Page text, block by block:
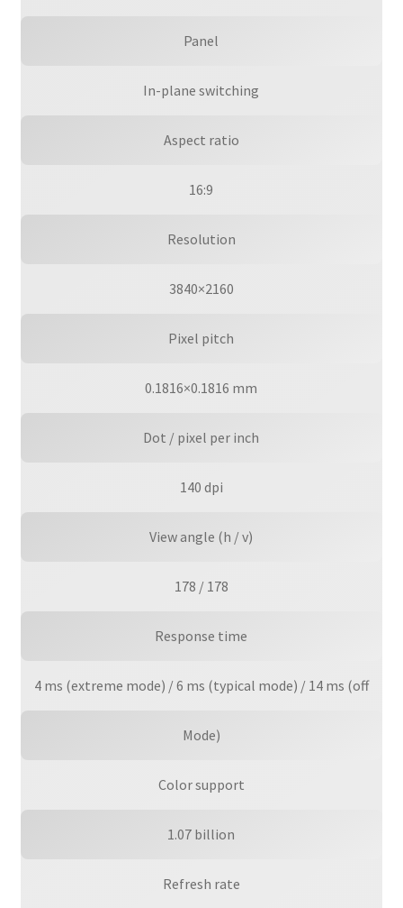
Panel
In-plane switching
Aspect ratio
16:9
Resolution
3840×2160
Pixel pitch
0.1816×0.1816 mm
Dot / pixel per inch
140 dpi
View angle (h / v)
178 / 178
Response time
4 ms (extreme mode) / 6 ms (typical mode) / 14 ms (off
Mode)
Color support
1.07 billion
Refresh rate